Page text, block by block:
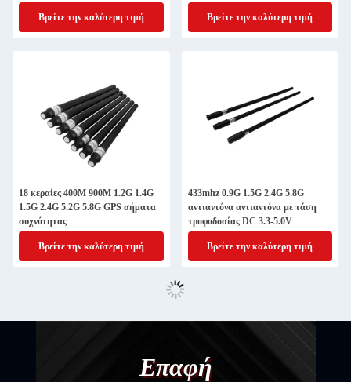
Βρείτε την καλύτερη τιμή
κέρδος
Βρείτε την καλύτερη τιμή
18 κεραίες 400M 900M 1.2G 1.4G
1.5G 2.4G 5.2G 5.8G GPS σήματα
συχνότητας
Βρείτε την καλύτερη τιμή
433mhz 0.9G 1.5G 2.4G 5.8G
αντιαντόνα αντιαντόνα με τάση
τροφοδοσίας DC 3.3-5.0V
Βρείτε την καλύτερη τιμή
Επαφή